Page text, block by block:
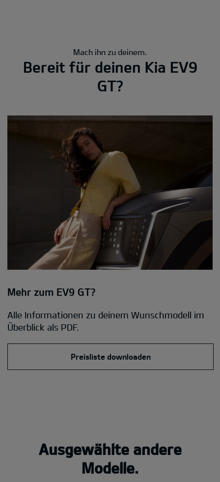
Mach ihn zu deinem.
Bereit für deinen Kia EV9
GT?
Mehr zum EV9 GT?
Alle Informationen zu deinem Wunschmodell im
Überblick als PDF.
Preisliste downloaden
Ausgewählte andere
Modelle.